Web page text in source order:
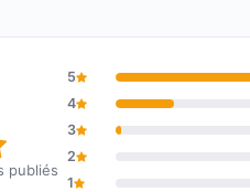
: 9,7 sur 10
publiés
5
4
3
2
1